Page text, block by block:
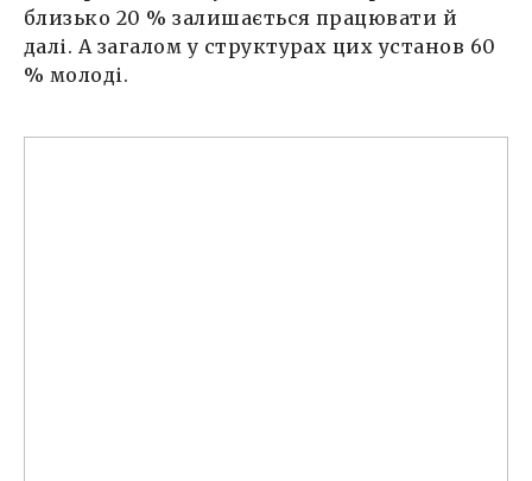
близько 20 % залишається працювати й
далі. А загалом у структурах цих установ 60
% молоді.